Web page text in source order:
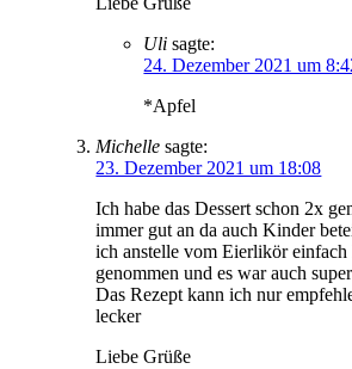
Uli sagte:
24. Dezember 2021 um
*Apfel
Michelle sagte:
23. Dezember 2021 um 18:08
Ich habe das Dessert schon 2x
immer gut an da auch Kinder
ich anstelle vom Eierlikör
genommen und es war auch
Das Rezept kann ich nur
lecker
Liebe Grüße